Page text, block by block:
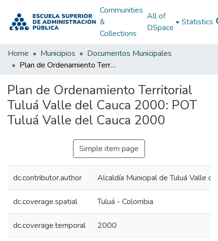
Communities
&
Collections
All of
DSpace
Statistics
Home Municipios
Documentos Municipales
Plan de Ordenamiento Territorial Tuluá Valle del Cauca 2000: POT Tuluá Valle del Cauca 2000
Plan de Ordenamiento Territorial
Tuluá Valle del Cauca 2000: POT
Tuluá Valle del Cauca 2000
Simple item page
dc.contributor.author Alcaldía Municipal de Tuluá Valle
dc.coverage.spatial Tuluá - Colombia
dc.coverage.temporal 2000